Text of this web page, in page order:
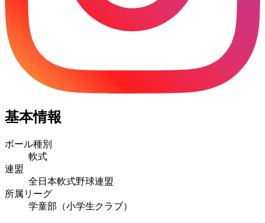
基本情報
ボール種別
軟式
連盟
全日本軟式野球連盟
所属リーグ
学童部（小学生クラブ）